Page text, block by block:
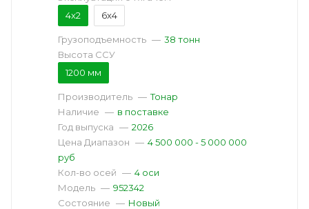
4x2
6x4
Грузоподъемность — 38 тонн
Высота ССУ
1200 мм
Производитель — Тонар
Наличие — в поставке
Год выпуска — 2026
Цена Диапазон — 4 500 000 - 5 000 000
руб
Кол-во осей — 4 оси
Модель — 952342
Состояние — Новый